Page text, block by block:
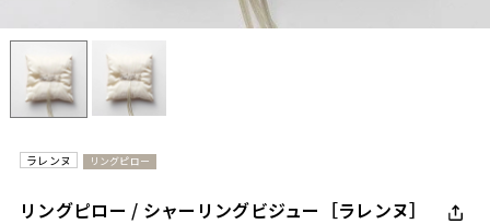
ラレンヌ リングピロー
リングピロー / シャーリングビジュー［ラレンヌ］